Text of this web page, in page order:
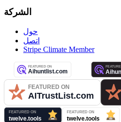
الشركة
حول
اتصل
Stripe Climate Member